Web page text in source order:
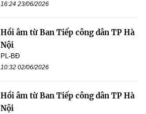
16:24 23/06/2026
Hồi âm từ Ban Tiếp công dân TP Hà
Nội
PL-BĐ
10:32 02/06/2026
Hồi âm từ Ban Tiếp công dân TP Hà
Nội